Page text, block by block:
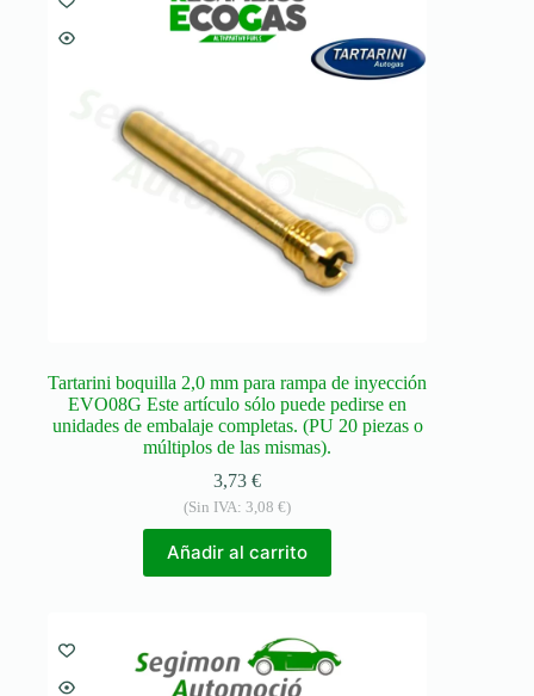
Tartarini boquilla 2,0 mm para rampa de inyección
EVO08G Este artículo sólo puede pedirse en
unidades de embalaje completas. (PU 20 piezas o
múltiplos de las mismas).
3,73€
(Sin IVA:3,08€)
Añadir al carrito